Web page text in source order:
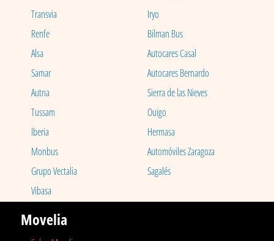
Transvia
Iryo
Renfe
Bilman Bus
Alsa
Autocares Casal
Samar
Autocares Bernardo
Autna
Sierra de las Nieves
Tussam
Ouigo
Iberia
Hermasa
Monbus
Automóviles Zaragoza
Grupo Vectalia
Sagalés
Vibasa
Movelia